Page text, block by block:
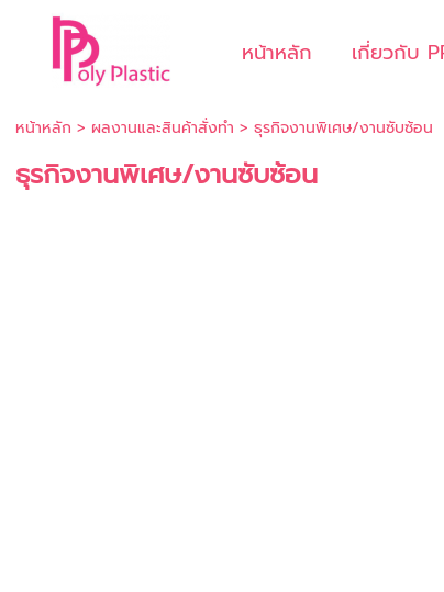
หน้าหลัก เกี่ยวกับ
หน้าหลัก > ผลงานและสินค้าสั่งทำ > ธุรกิจงานพิเศษ/งานซับซ้อน
ธุรกิจงานพิเศษ/งานซับซ้อน